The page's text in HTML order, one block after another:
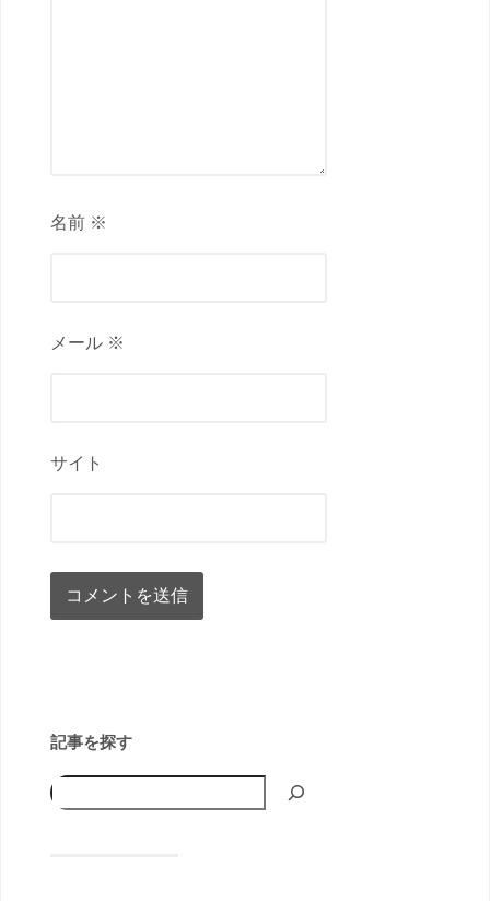
名前 ※
メール ※
サイト
記事を探す